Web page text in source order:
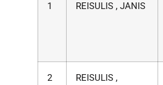
1 REISULIS , JANIS
2
REISULIS ,